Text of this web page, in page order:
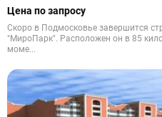
Цена по запросу
Скоро в Подмосковье завершится
"МироПарк". Расположен он в 85
моме...